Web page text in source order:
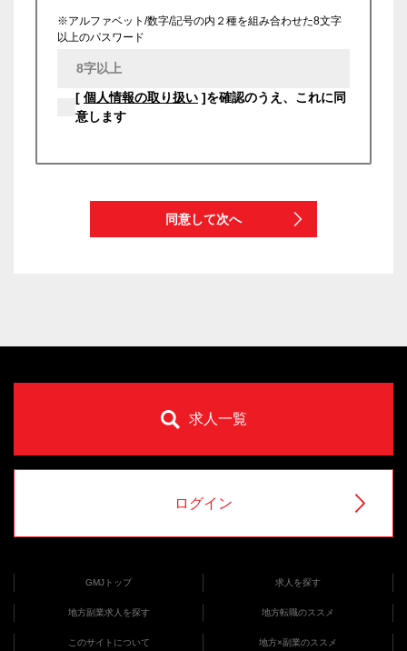
※アルファベット/数字/記号の内２種を組み合わせた8文字
以上のパスワード
[ 個人情報の取り扱い ]を確認のうえ、これに同
意します
同意して次へ
求人一覧
ログイン
GMJトップ 求人を探す
地方副業求人を探す 地方転職のススメ
このサイトについて 地方×副業のススメ